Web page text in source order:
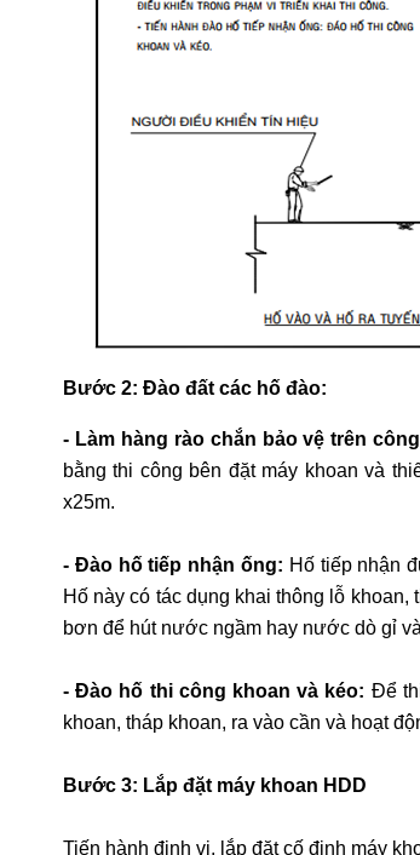
Bước 2: Đào đất các hố đào:
- Làm hàng rào chắn bảo vệ trên
bằng thi công bên đặt máy khoan và
x25m.
- Đào hố tiếp nhận ống: Hố tiếp nhận
Hố này có tác dụng khai thông lỗ
bơn để hút nước ngầm hay nước dò gỉ
- Đào hố thi công khoan và kéo: Để
khoan, tháp khoan, ra vào cần và hoạt
Bước 3: Lắp đặt máy khoan HDD
Tiến hành định vị, lắp đặt cố định máy